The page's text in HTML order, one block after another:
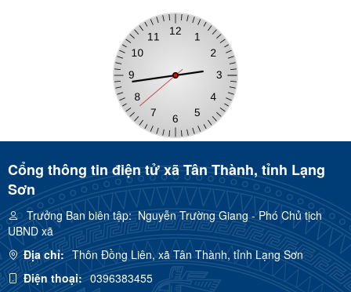
Cổng thông tin điện tử xã Tân Thành, tỉnh Lạng
Sơn
Trưởng Ban biên tập:Nguyễn Trường Giang - Phó Chủ tịch
UBND xã
Địa chỉ: Thôn Đồng Liên, xã Tân Thành, tỉnh Lạng Sơn
Điện thoại: 0396383455